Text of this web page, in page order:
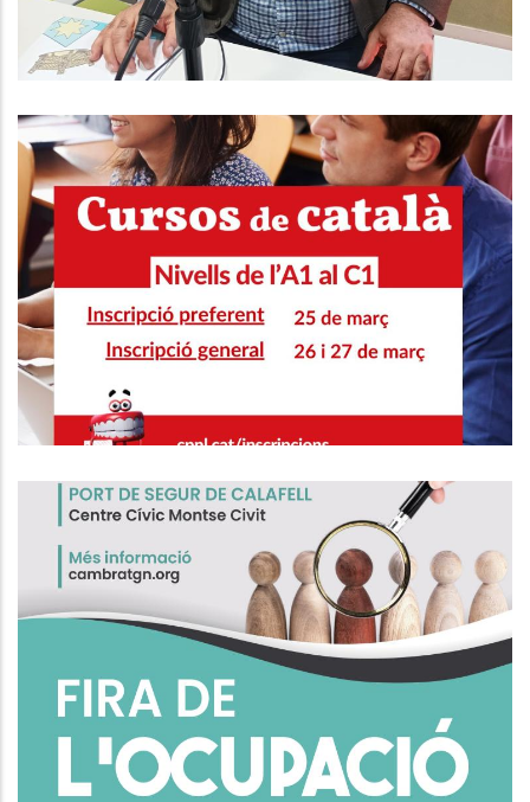
L'A1 AL C1
Educació
Fira De L'Ocupació De Calafell
Ocupació